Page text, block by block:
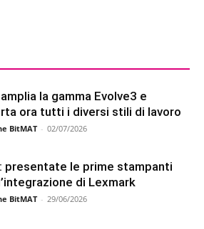
la gamma Evolve3 e
ora tutti i diversi stili di lavoro
BitMAT - 02/07/2026
presentate le prime stampanti
di Lexmark
BitMAT - 29/06/2026